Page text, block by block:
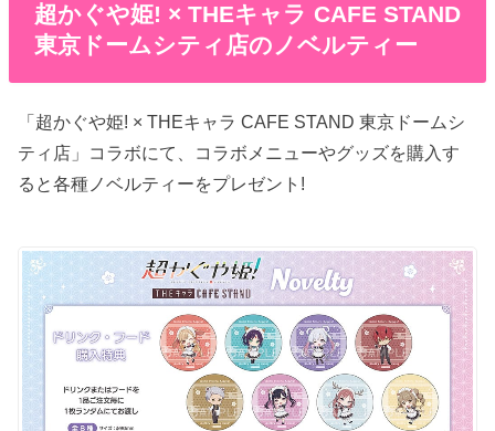
超かぐや姫! × THEキャラ CAFE STAND
東京ドームシティ店のノベルティー
「超かぐや姫! × THEキャラ CAFE STAND 東京ドームシ
ティ店」コラボにて、コラボメニューやグッズを購入す
ると各種ノベルティーをプレゼント!